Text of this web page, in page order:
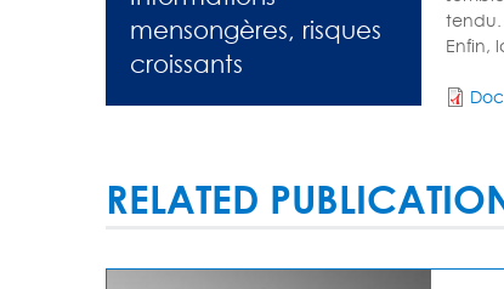
mensongères, risques
croissants
tendu.
Enfin,
RELATED